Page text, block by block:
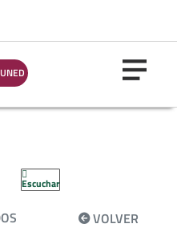
Escuchar
VOLVER